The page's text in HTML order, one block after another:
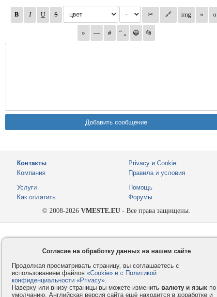
Контакты
Компания
Privacy и Cookie
Правила и условия
Услуги
Как оплатить
Помощь
Форумы
© 2008-2026 VMESTE.EU - Все права защищены.
Согласие на обработку данных на нашем сайте
Продолжая просматривать страницу, вы соглашаетесь с
использованием файлов «Cookie» и с Политикой
конфиденциальности «Privacy».
Наверху или внизу страницы вы можете изменить валюту и язык по
умолчанию. Английская версия сайта ещё находится в доработке и